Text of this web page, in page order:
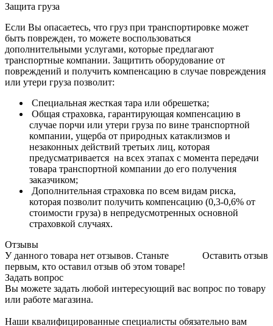
Защита груза
Если Вы опасаетесь, что груз при транспортировке может
быть поврежден, то можете воспользоваться
дополнительными услугами, которые предлагают
транспортные компании. Защитить оборудование от
повреждений и получить компенсацию в случае повреждения
или утери груза позволит:
Специальная жесткая тара или обрешетка;
Общая страховка, гарантирующая компенсацию в
случае порчи или утери груза по вине транспортной
компании, ущерба от природных катаклизмов и
незаконных действий третьих лиц, которая
предусматривается на всех этапах с момента передачи
товара транспортной компании до его получения
заказчиком;
Дополнительная страховка по всем видам риска,
которая позволит получить компенсацию (0,3-0,6% от
стоимости груза) в непредусмотренных основной
страховкой случаях.
Отзывы
Оставить отзыв
У данного товара нет отзывов. Станьте
первым, кто оставил отзыв об этом товаре!
Задать вопрос
Вы можете задать любой интересующий вас вопрос по товару
или работе магазина.
Наши квалифицированные специалисты обязательно вам